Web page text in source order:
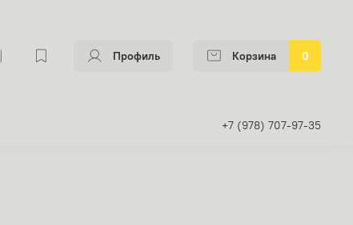
Профиль Корзина 0
+7 (978) 707-97-35